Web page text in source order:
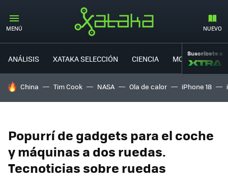
MENÚ NUEVO
ANÁLISIS XATAKA SELECCIÓN CIENCIA MOVILIDAD
Suscríbete a
HOY SE HABLA DE
China Tim Cook NASA Ola de calor iPhone 18
Popurrí de gadgets para el coche
y máquinas a dos ruedas.
Tecnoticias sobre ruedas